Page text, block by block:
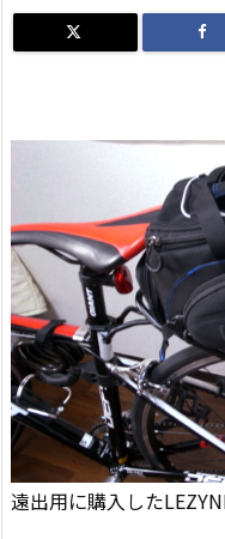
遠出用に購入した